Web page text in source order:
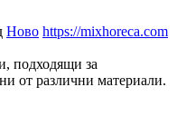
Ново https://mixhoreca.com
подходящи за
от различни материали.